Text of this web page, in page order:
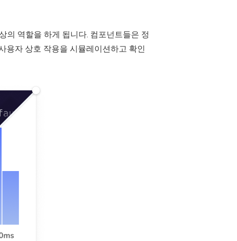
의 역할을 하게 됩니다. 컴포넌트들은 정
용자 상호 작용을 시뮬레이션하고 확인